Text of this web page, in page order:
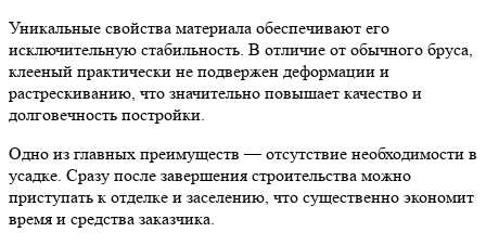
Уникальные свойства материала обеспечивают его
исключительную стабильность. В отличие от обычного бруса,
клееный практически не подвержен деформации и
растрескиванию, что значительно повышает качество и
долговечность постройки.
Одно из главных преимуществ — отсутствие необходимости в
усадке. Сразу после завершения строительства можно
приступать к отделке и заселению, что существенно экономит
время и средства заказчика.